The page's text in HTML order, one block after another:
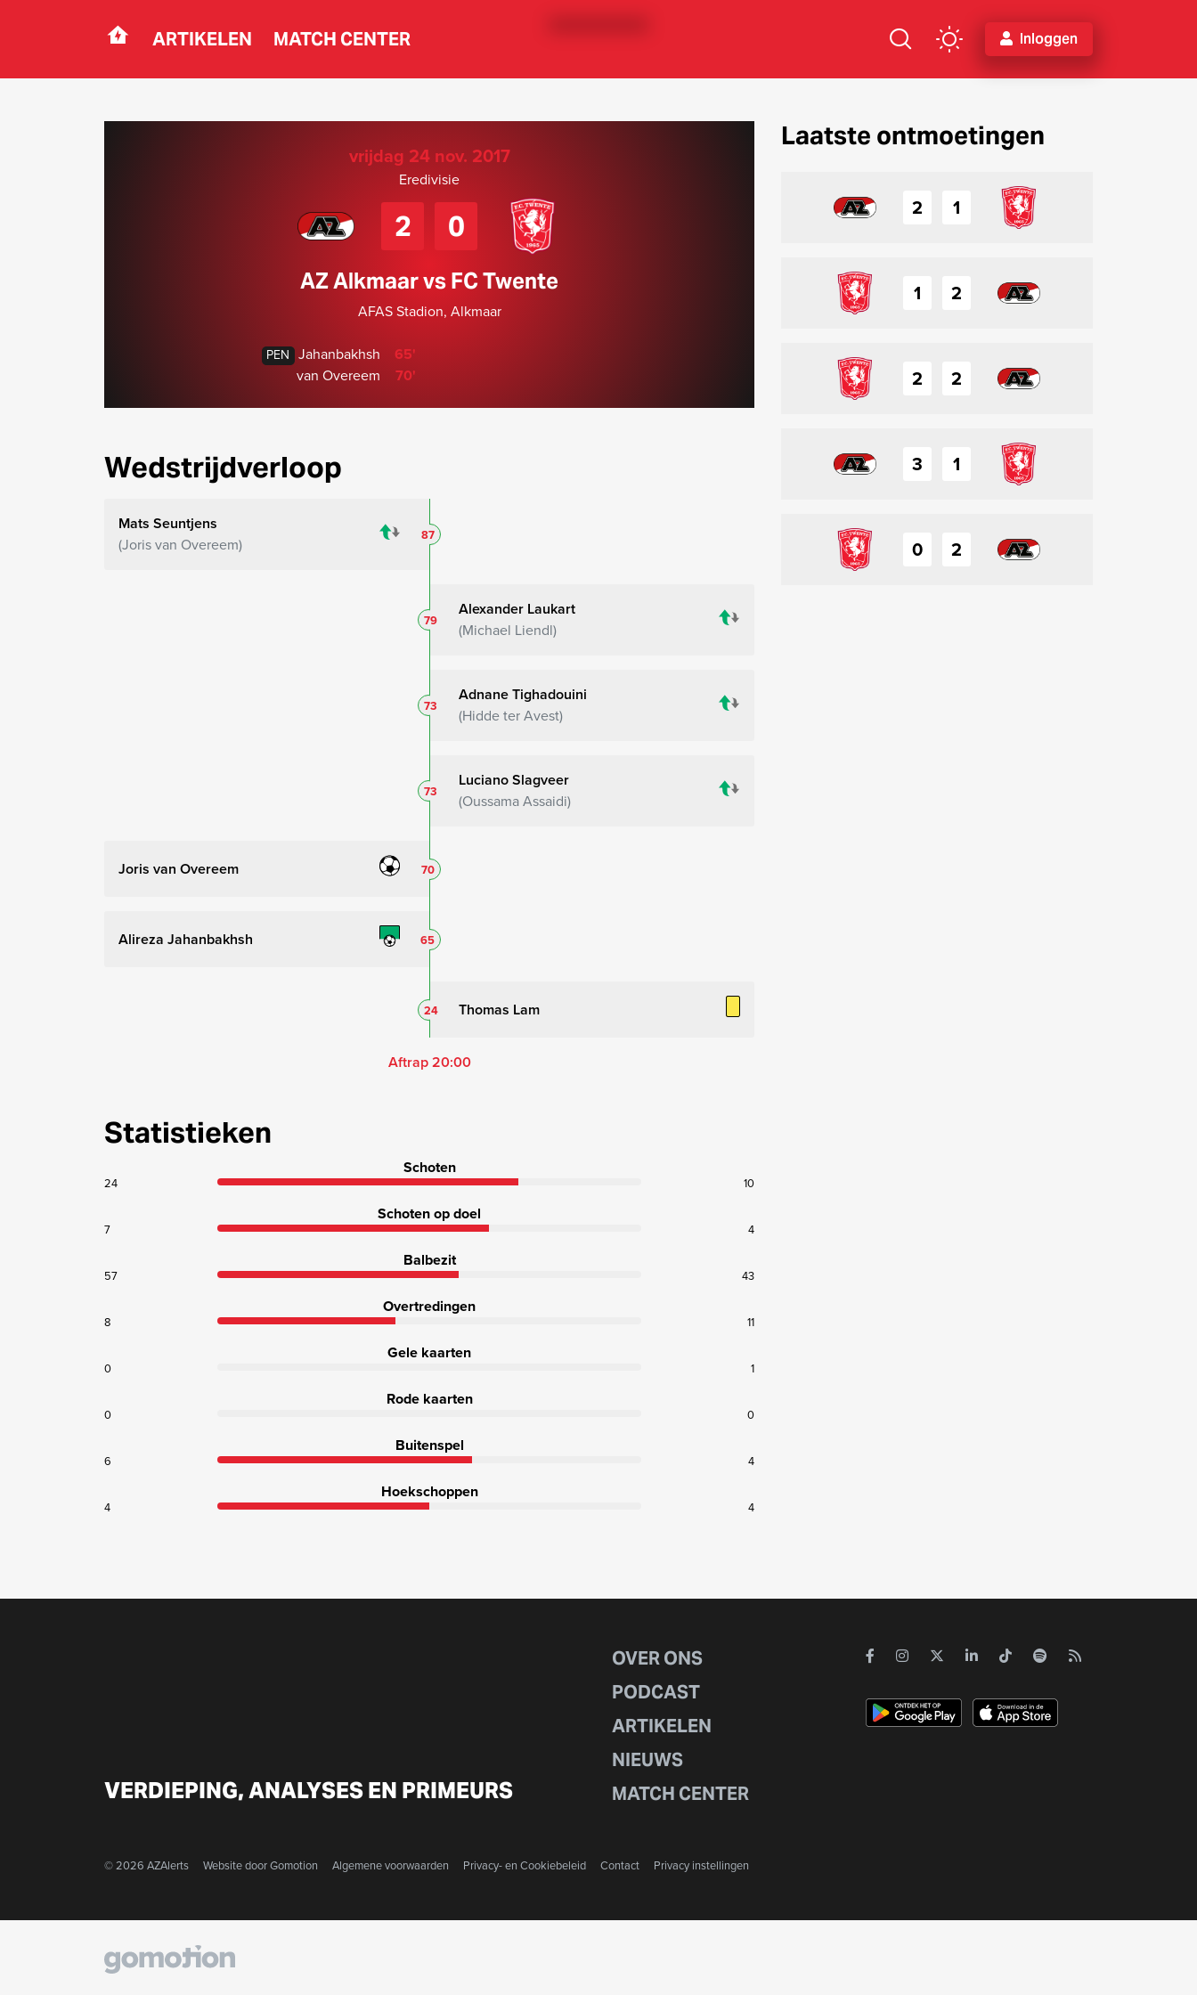
Navigation ARTIKELEN MATCH CENTER Inloggen
vrijdag 24 nov. 2017
Eredivisie
2 0
AZ Alkmaar vs FC Twente
AFAS Stadion, Alkmaar
PEN Jahanbakhsh
65'
van Overeem
70'
Wedstrijdverloop
Mats Seuntjens
Joris van Overeem
87
Alexander Laukart
Michael Liendl
79
Adnane Tighadouini
Hidde ter Avest
73
Luciano Slagveer
Oussama Assaidi
73
Joris van Overeem 70
Alireza Jahanbakhsh 65
Thomas Lam
24
Aftrap 20:00
Statistieken
Schoten
24 10
Schoten op doel
7 4
Balbezit
57 43
Overtredingen
8 11
Gele kaarten
0 1
Rode kaarten
0 0
Buitenspel
6 4
Hoekschoppen
4 4
Laatste ontmoetingen
2 1
1 2
2 2
3 1
0 2
VERDIEPING, ANALYSES EN PRIMEURS
OVER ONS
PODCAST
ARTIKELEN
NIEUWS
MATCH CENTER
© 2026 AZAlerts Website doorGomotion Algemene voorwaarden Privacy- en Cookiebeleid Contact Privacy instellingen